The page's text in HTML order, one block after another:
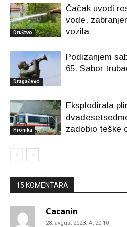
Društvo
Čačak uvodi
vode,
vozila
Dragačevo
Podizanjem
65. Sabor
Hronika
Eksplodirala
zadobio teške
15 KOMENTARA
Cacanin
28. avgust 2023. At 20:10